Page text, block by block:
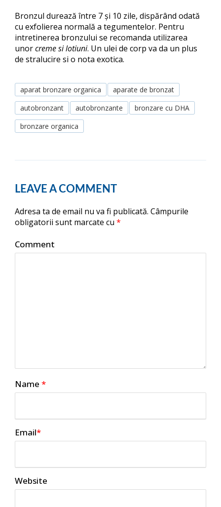
Bronzul durează între 7 şi 10 zile, dispărând odată
cu exfolierea normală a tegumentelor. Pentru
intretinerea bronzului se recomanda utilizarea
unorcreme si lotiuni. Un ulei de corp va da un plus
de stralucire si o nota exotica.
aparat bronzare organica
aparate de bronzat
autobronzant
autobronzante
bronzare cu DHA
bronzare organica
LEAVE A COMMENT
Adresa ta de email nu va fi publicată. Câmpurile
obligatorii sunt marcate cu *
Comment
Name *
Email*
Website